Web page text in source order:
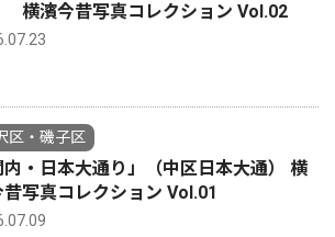
横濱今昔写真コレクション Vol.02
区・磯子区
内・日本大通り」（中区日本大通） 横
昔写真コレクション Vol.01